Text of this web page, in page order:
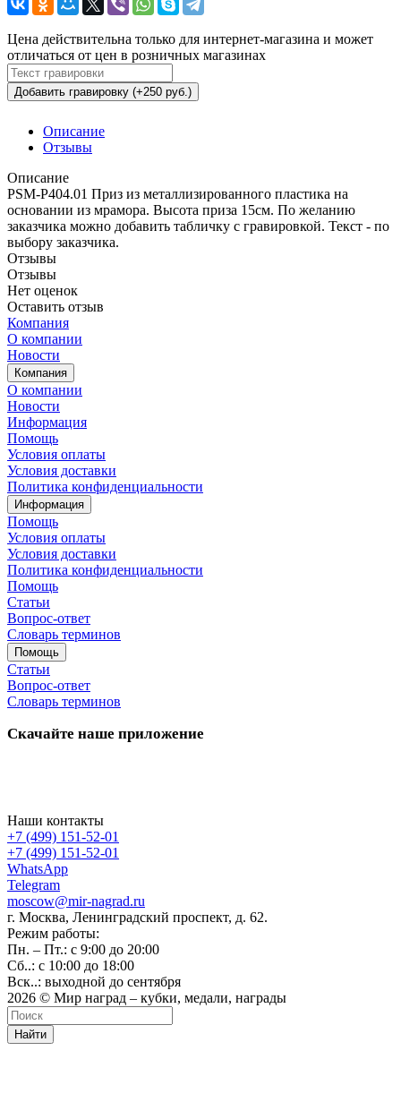
Цена действительна только для интернет-магазина и может
отличаться от цен в розничных магазинах
Добавить гравировку (+250 руб.)
Описание
Отзывы
Описание
PSM-P404.01 Приз из металлизированного пластика на
основании из мрамора. Высота приза 15см. По желанию
заказчика можно добавить табличку с гравировкой. Текст - по
выбору заказчика.
Отзывы
Отзывы
Нет оценок
Оставить отзыв
Компания
О компании
Новости
Компания
О компании
Новости
Информация
Помощь
Условия оплаты
Условия доставки
Политика конфиденциальности
Информация
Помощь
Условия оплаты
Условия доставки
Политика конфиденциальности
Помощь
Статьи
Вопрос-ответ
Словарь терминов
Помощь
Статьи
Вопрос-ответ
Словарь терминов
Скачайте наше приложение
Наши контакты
+7 (499) 151-52-01
+7 (499) 151-52-01
WhatsApp
Telegram
moscow@mir-nagrad.ru
г. Москва, Ленинградский проспект, д. 62.
Режим работы:
Пн. – Пт.: с 9:00 до 20:00
Сб..: с 10:00 до 18:00
Вск..: выходной до сентября
2026 © Мир наград – кубки, медали, награды
Найти